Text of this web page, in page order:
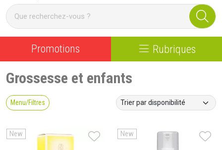
Promotions Rubriques
Grossesse et enfants
Menu/Filtres
New New